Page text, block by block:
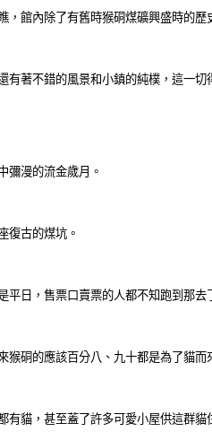
館內除了有舊時猴硐煤礦興盛時的
著不錯的風景和小鎮的純樸，這一
彌漫的流金歲月。
復古的煤坑。
日，售票口賣票的人都不知跑到那去
硐的應該百分八、九十都是為了貓而
貓，甚至蓋了許多可愛小屋供這群貓